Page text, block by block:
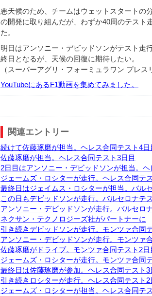
悪天候のため、チームはウェットスタートの
の開発に取り組んだが、わずか40周のテスト
た。
明日はアンソニー・デビッドソンがテスト走
終日となるが、天候の回復に期待したい。
（スーパーアグリ・フォーミュラワン プレス
YouTubeにあるF1動画を集めてみました。
関連エントリー
続けて佐藤琢磨が担当。ヘレス合同テスト4日
佐藤琢磨が担当。ヘレス合同テスト3日目
2日目はアンソニー・デビッドソンが担当。
ジェームズ・ロシターが走行。ヘレス合同テ
最終日はジェイムス・ロシターが担当。バル
この日もデビッドソンが走行。バルセロナテ
アンソニー・デビッドソンが走行。バルセロ
ネクサン・テクノロジーズ社がパートナーに
引き続きデビッドソンが走行。モンツァ合同
アンソニー・デビッドソンが走行。モンツァ
佐藤琢磨がドライブ。モンツァ合同テスト2日
ジェームズ・ロシターが走行。モンツァ合同
最終日は佐藤琢磨が参加。ヘレス合同テスト3
引き続きロシターが走行。ヘレス合同テスト2
ジェームズ・ロシターが担当。ヘレス合同テ